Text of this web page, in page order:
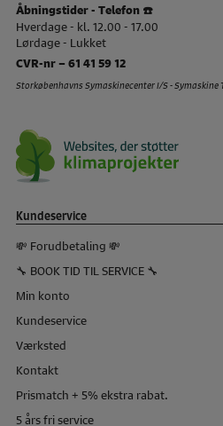
Åbningstider - Telefon ☎️
Hverdage - kl. 12.00 - 17.00
Lørdage - Lukket
CVR-nr – 61 41 59 12
Storkøbenhavns Symaskinecenter I/S - Symaskine
Kundeservice
💸 Forudbetaling 💸
🔧 BOOK TID TIL SERVICE 🔧
Min konto
Kundeservice
Værksted
Kontakt
Prismatch + 5% ekstra rabat.
5 års fri service